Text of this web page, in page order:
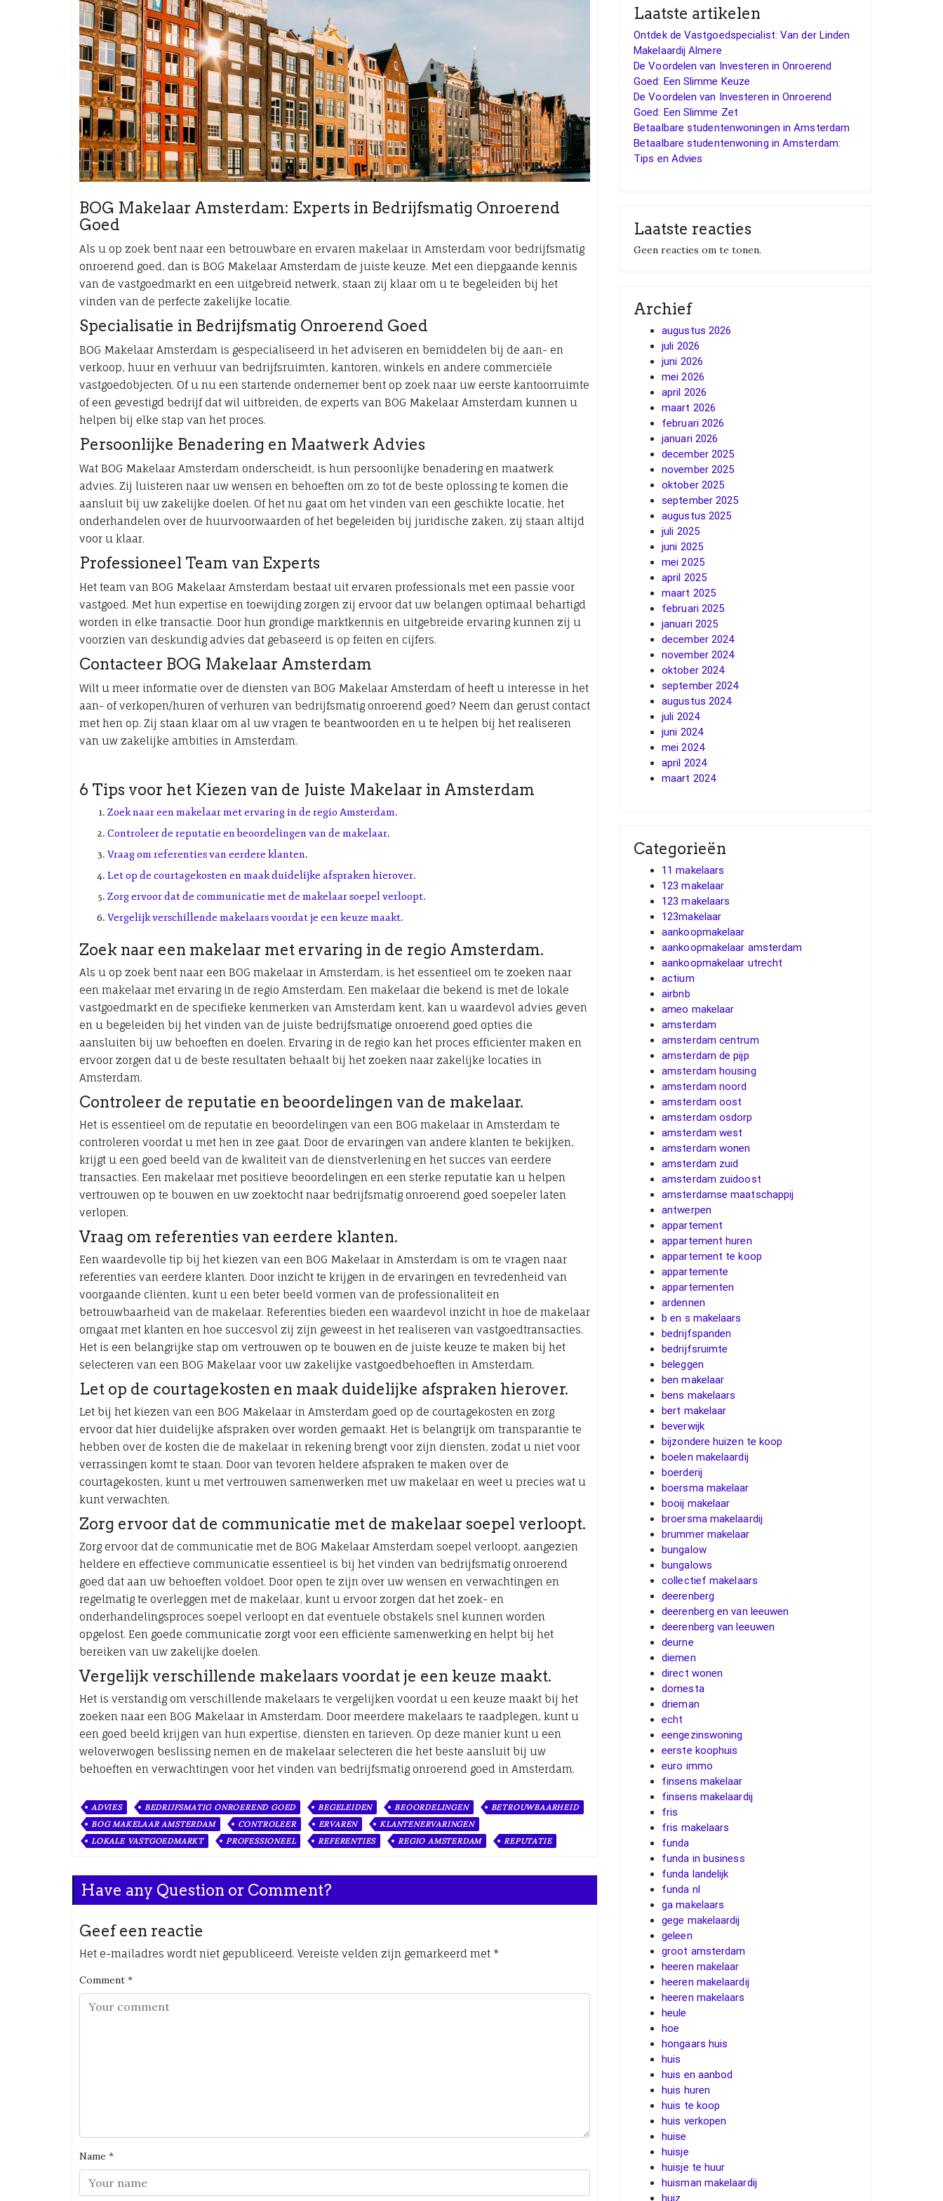
BOG Makelaar Amsterdam: Experts in Bedrijfsmatig Onroerend
Goed
Als u op zoek bent naar een betrouwbare en ervaren makelaar in Amsterdam voor bedrijfsmatig
onroerend goed, dan is BOG Makelaar Amsterdam de juiste keuze. Met een diepgaande kennis
van de vastgoedmarkt en een uitgebreid netwerk, staan zij klaar om u te begeleiden bij het
vinden van de perfecte zakelijke locatie.
Specialisatie in Bedrijfsmatig Onroerend Goed
BOG Makelaar Amsterdam is gespecialiseerd in het adviseren en bemiddelen bij de aan- en
verkoop, huur en verhuur van bedrijfsruimten, kantoren, winkels en andere commerciële
vastgoedobjecten. Of u nu een startende ondernemer bent op zoek naar uw eerste kantoorruimte
of een gevestigd bedrijf dat wil uitbreiden, de experts van BOG Makelaar Amsterdam kunnen u
helpen bij elke stap van het proces.
Persoonlijke Benadering en Maatwerk Advies
Wat BOG Makelaar Amsterdam onderscheidt, is hun persoonlijke benadering en maatwerk
advies. Zij luisteren naar uw wensen en behoeften om zo tot de beste oplossing te komen die
aansluit bij uw zakelijke doelen. Of het nu gaat om het vinden van een geschikte locatie, het
onderhandelen over de huurvoorwaarden of het begeleiden bij juridische zaken, zij staan altijd
voor u klaar.
Professioneel Team van Experts
Het team van BOG Makelaar Amsterdam bestaat uit ervaren professionals met een passie voor
vastgoed. Met hun expertise en toewijding zorgen zij ervoor dat uw belangen optimaal behartigd
worden in elke transactie. Door hun grondige marktkennis en uitgebreide ervaring kunnen zij u
voorzien van deskundig advies dat gebaseerd is op feiten en cijfers.
Contacteer BOG Makelaar Amsterdam
Wilt u meer informatie over de diensten van BOG Makelaar Amsterdam of heeft u interesse in het
aan- of verkopen/huren of verhuren van bedrijfsmatig onroerend goed? Neem dan gerust contact
met hen op. Zij staan klaar om al uw vragen te beantwoorden en u te helpen bij het realiseren
van uw zakelijke ambities in Amsterdam.
6 Tips voor het Kiezen van de Juiste Makelaar in Amsterdam
Zoek naar een makelaar met ervaring in de regio Amsterdam.
Controleer de reputatie en beoordelingen van de makelaar.
Vraag om referenties van eerdere klanten.
Let op de courtagekosten en maak duidelijke afspraken hierover.
Zorg ervoor dat de communicatie met de makelaar soepel verloopt.
Vergelijk verschillende makelaars voordat je een keuze maakt.
Zoek naar een makelaar met ervaring in de regio Amsterdam.
Als u op zoek bent naar een BOG makelaar in Amsterdam, is het essentieel om te zoeken naar
een makelaar met ervaring in de regio Amsterdam. Een makelaar die bekend is met de lokale
vastgoedmarkt en de specifieke kenmerken van Amsterdam kent, kan u waardevol advies geven
en u begeleiden bij het vinden van de juiste bedrijfsmatige onroerend goed opties die
aansluiten bij uw behoeften en doelen. Ervaring in de regio kan het proces efficiënter maken en
ervoor zorgen dat u de beste resultaten behaalt bij het zoeken naar zakelijke locaties in
Amsterdam.
Controleer de reputatie en beoordelingen van de makelaar.
Het is essentieel om de reputatie en beoordelingen van een BOG makelaar in Amsterdam te
controleren voordat u met hen in zee gaat. Door de ervaringen van andere klanten te bekijken,
krijgt u een goed beeld van de kwaliteit van de dienstverlening en het succes van eerdere
transacties. Een makelaar met positieve beoordelingen en een sterke reputatie kan u helpen
vertrouwen op te bouwen en uw zoektocht naar bedrijfsmatig onroerend goed soepeler laten
verlopen.
Vraag om referenties van eerdere klanten.
Een waardevolle tip bij het kiezen van een BOG Makelaar in Amsterdam is om te vragen naar
referenties van eerdere klanten. Door inzicht te krijgen in de ervaringen en tevredenheid van
voorgaande cliënten, kunt u een beter beeld vormen van de professionaliteit en
betrouwbaarheid van de makelaar. Referenties bieden een waardevol inzicht in hoe de makelaar
omgaat met klanten en hoe succesvol zij zijn geweest in het realiseren van vastgoedtransacties.
Het is een belangrijke stap om vertrouwen op te bouwen en de juiste keuze te maken bij het
selecteren van een BOG Makelaar voor uw zakelijke vastgoedbehoeften in Amsterdam.
Let op de courtagekosten en maak duidelijke afspraken hierover.
Let bij het kiezen van een BOG Makelaar in Amsterdam goed op de courtagekosten en zorg
ervoor dat hier duidelijke afspraken over worden gemaakt. Het is belangrijk om transparantie te
hebben over de kosten die de makelaar in rekening brengt voor zijn diensten, zodat u niet voor
verrassingen komt te staan. Door van tevoren heldere afspraken te maken over de
courtagekosten, kunt u met vertrouwen samenwerken met uw makelaar en weet u precies wat u
kunt verwachten.
Zorg ervoor dat de communicatie met de makelaar soepel verloopt.
Zorg ervoor dat de communicatie met de BOG Makelaar Amsterdam soepel verloopt, aangezien
heldere en effectieve communicatie essentieel is bij het vinden van bedrijfsmatig onroerend
goed dat aan uw behoeften voldoet. Door open te zijn over uw wensen en verwachtingen en
regelmatig te overleggen met de makelaar, kunt u ervoor zorgen dat het zoek- en
onderhandelingsproces soepel verloopt en dat eventuele obstakels snel kunnen worden
opgelost. Een goede communicatie zorgt voor een efficiënte samenwerking en helpt bij het
bereiken van uw zakelijke doelen.
Vergelijk verschillende makelaars voordat je een keuze maakt.
Het is verstandig om verschillende makelaars te vergelijken voordat u een keuze maakt bij het
zoeken naar een BOG Makelaar in Amsterdam. Door meerdere makelaars te raadplegen, kunt u
een goed beeld krijgen van hun expertise, diensten en tarieven. Op deze manier kunt u een
weloverwogen beslissing nemen en de makelaar selecteren die het beste aansluit bij uw
behoeften en verwachtingen voor het vinden van bedrijfsmatig onroerend goed in Amsterdam.
ADVIES BEDRIJFSMATIG ONROEREND GOED BEGELEIDEN BEOORDELINGEN
BETROUWBAARHEID
BOG MAKELAAR AMSTERDAM
CONTROLEER ERVAREN
KLANTENERVARINGEN
LOKALE VASTGOEDMARKT
PROFESSIONEEL REFERENTIES REGIO AMSTERDAM REPUTATIE
Have any Question or Comment?
Geef een reactie
Het e-mailadres wordt niet gepubliceerd. Vereiste velden zijn gemarkeerd met *
Comment *
Name *
Laatste artikelen
Ontdek de Vastgoedspecialist: Van der Linden
Makelaardij Almere
De Voordelen van Investeren in Onroerend
Goed: Een Slimme Keuze
De Voordelen van Investeren in Onroerend
Goed: Een Slimme Zet
Betaalbare studentenwoningen in Amsterdam
Betaalbare studentenwoning in Amsterdam:
Tips en Advies
Laatste reacties
Geen reacties om te tonen.
Archief
augustus 2026
juli 2026
juni 2026
mei 2026
april 2026
maart 2026
februari 2026
januari 2026
december 2025
november 2025
oktober 2025
september 2025
augustus 2025
juli 2025
juni 2025
mei 2025
april 2025
maart 2025
februari 2025
januari 2025
december 2024
november 2024
oktober 2024
september 2024
augustus 2024
juli 2024
juni 2024
mei 2024
april 2024
maart 2024
Categorieën
11 makelaars
123 makelaar
123 makelaars
123makelaar
aankoopmakelaar
aankoopmakelaar amsterdam
aankoopmakelaar utrecht
actium
airbnb
ameo makelaar
amsterdam
amsterdam centrum
amsterdam de pijp
amsterdam housing
amsterdam noord
amsterdam oost
amsterdam osdorp
amsterdam west
amsterdam wonen
amsterdam zuid
amsterdam zuidoost
amsterdamse maatschappij
antwerpen
appartement
appartement huren
appartement te koop
appartemente
appartementen
ardennen
b en s makelaars
bedrijfspanden
bedrijfsruimte
beleggen
ben makelaar
bens makelaars
bert makelaar
beverwijk
bijzondere huizen te koop
boelen makelaardij
boerderij
boersma makelaar
booij makelaar
broersma makelaardij
brummer makelaar
bungalow
bungalows
collectief makelaars
deerenberg
deerenberg en van leeuwen
deerenberg van leeuwen
deurne
diemen
direct wonen
domesta
drieman
echt
eengezinswoning
eerste koophuis
euro immo
finsens makelaar
finsens makelaardij
fris
fris makelaars
funda
funda in business
funda landelijk
funda nl
ga makelaars
gege makelaardij
geleen
groot amsterdam
heeren makelaar
heeren makelaardij
heeren makelaars
heule
hoe
hongaars huis
huis
huis en aanbod
huis huren
huis te koop
huis verkopen
huise
huisje
huisje te huur
huisman makelaardij
huiz